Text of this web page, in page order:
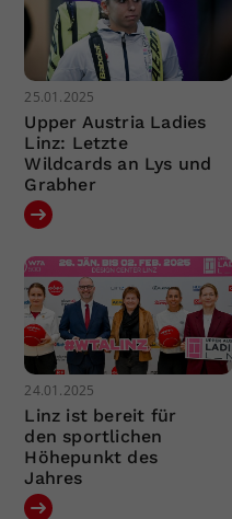
25.01.2025
Upper Austria Ladies
Linz: Letzte
Wildcards an Lys und
Grabher
24.01.2025
Linz ist bereit für
den sportlichen
Höhepunkt des
Jahres